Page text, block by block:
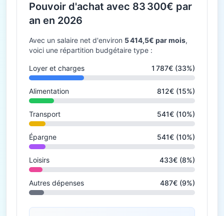
Pouvoir d'achat avec 83 300€ par
an en 2026
Avec un salaire net d'environ 5 414,5€ par mois,
voici une répartition budgétaire type :
Loyer et charges 1 787€ (33%)
Alimentation 812€ (15%)
Transport 541€ (10%)
Épargne 541€ (10%)
Loisirs 433€ (8%)
Autres dépenses 487€ (9%)